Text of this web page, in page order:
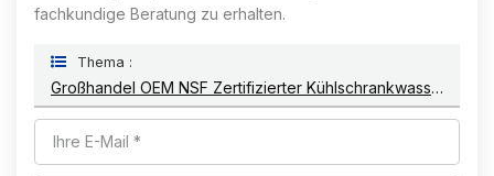
fachkundige Beratung zu erhalten.
Thema :
Großhandel OEM NSF Zertifizierter Kühlschrankwasserfilter, Der Mit GE Rpwf Kompatibel Ist